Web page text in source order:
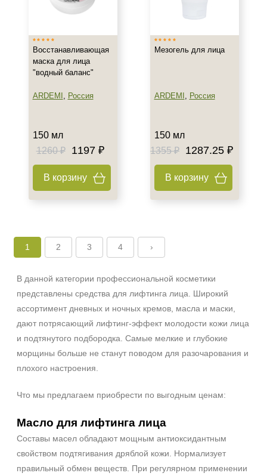
Восстанавливающая
маска для лица
"водный баланс"
ARDEMI , Россия
150 мл
1260 ₽
1197 ₽
В корзину
Мезогель для лица
ARDEMI , Россия
150 мл
1355 ₽
1287.25 ₽
В корзину
1 2 3 4 ›
В данной категории профессиональной косметики
представлены средства для лифтинга лица. Широкий
ассортимент дневных и ночных кремов, масла и маски,
дают потрясающий лифтинг-эффект молодости кожи лица
и подтянутого подбородка. Самые мелкие и глубокие
морщины больше не станут поводом для разочарования и
плохого настроения.
Что мы предлагаем приобрести по выгодным ценам:
Масло для лифтинга лица
Составы масел обладают мощным антиоксидантным
свойством подтягивания дряблой кожи. Нормализует
правильный обмен веществ. При регулярном применении